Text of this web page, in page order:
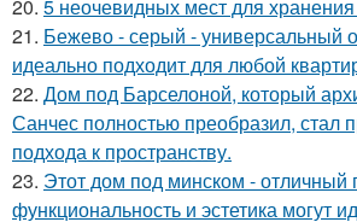
20. 5 неочевидных мест для хранения
21. Бежево - серый - универсальный
идеально подходит для любой
22. Дом под Барселоной, который
Санчес полностью преобразил, стал
подхода к пространству.
23. Этот дом под минском - отличный
функциональность и эстетика могут